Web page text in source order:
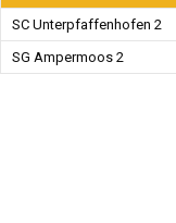
SC Unterpfaffenhofen 2
SG Ampermoos 2